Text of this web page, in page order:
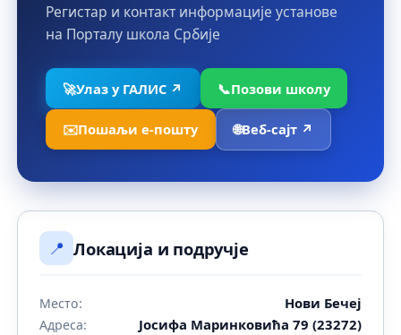
Регистар и контакт информације установе
на Порталу школа Србије
🚀Улаз у ГАЛИС ↗ 📞Позови школу
✉️Пошаљи е-пошту 🌐Веб-сајт ↗
📍 Локација и подручје
Место: Нови Бечеј
Адреса: Јосифа Маринковића 79 (23272)